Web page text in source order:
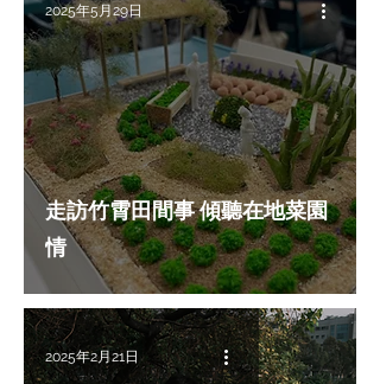
走訪竹霄田間事 傾聽在地菜園
情
2025年5月29日
2025年2月21日